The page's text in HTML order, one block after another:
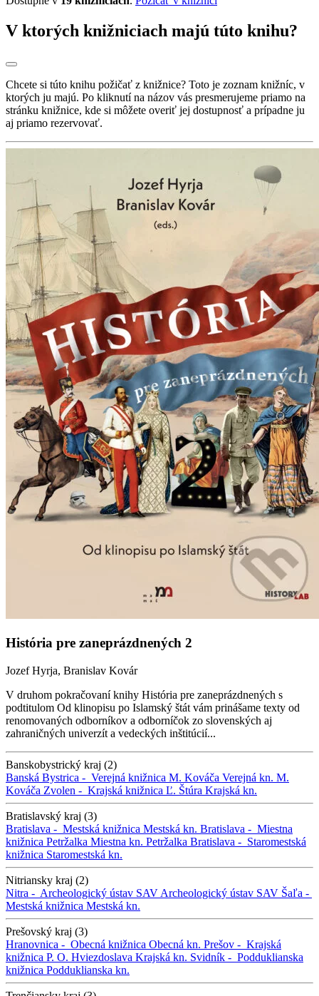
V ktorých knižniciach majú túto knihu?
Chcete si túto knihu požičať z knižnice? Toto je zoznam knižníc, v
ktorých ju majú. Po kliknutí na názov vás presmerujeme priamo na
stránku knižnice, kde si môžete overiť jej dostupnosť a prípadne ju
aj priamo rezervovať.
História pre zaneprázdnených 2
Jozef Hyrja, Branislav Kovár
V druhom pokračovaní knihy História pre zaneprázdnených s
podtitulom Od klinopisu po Islamský štát vám prinášame texty od
renomovaných odborníkov a odborníčok zo slovenských aj
zahraničných univerzít a vedeckých inštitúcií...
Banskobystrický kraj (2)
Banská Bystrica - Verejná knižnica M. Kováča Verejná kn. M.
Kováča Zvolen - Krajská knižnica Ľ. Štúra Krajská kn.
Bratislavský kraj (3)
Bratislava - Mestská knižnica Mestská kn. Bratislava - Miestna
knižnica Petržalka Miestna kn. Petržalka Bratislava - Staromestská
knižnica Staromestská kn.
Nitriansky kraj (2)
Nitra - Archeologický ústav SAV Archeologický ústav SAV Šaľa -
Mestská knižnica Mestská kn.
Prešovský kraj (3)
Hranovnica - Obecná knižnica Obecná kn. Prešov - Krajská
knižnica P. O. Hviezdoslava Krajská kn. Svidník - Podduklianska
knižnica Podduklianska kn.